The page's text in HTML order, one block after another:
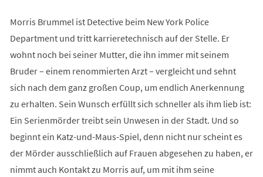
Morris Brummel ist Detective beim New York Police
Department und tritt karrieretechnisch auf der Stelle. Er
wohnt noch bei seiner Mutter, die ihn immer mit seinem
Bruder – einem renommierten Arzt – vergleicht und sehnt
sich nach dem ganz großen Coup, um endlich Anerkennung
zu erhalten. Sein Wunsch erfüllt sich schneller als ihm lieb ist:
Ein Serienmörder treibt sein Unwesen in der Stadt. Und so
beginnt ein Katz-und-Maus-Spiel, denn nicht nur scheint es
der Mörder ausschließlich auf Frauen abgesehen zu haben, er
nimmt auch Kontakt zu Morris auf, um mit ihm seine